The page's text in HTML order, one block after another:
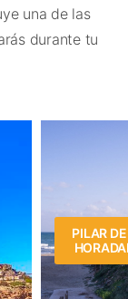
una de las
durante tu
PILAR